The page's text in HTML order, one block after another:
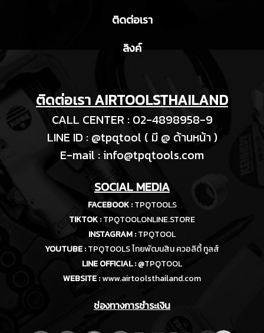
ติดต่อเรา
ลิงค์
ติดต่อเรา AIRTOOLSTHAILAND
CALL CENTER : 02-4898958-9
LINE ID : @tpqtool ( มี @ ด้านหน้า )
E-mail :info@tpqtools.com
SOCIAL MEDIA
FACEBOOK : TPQTOOLS
TIKTOK :TPQTOOLONLINE.STORE
INSTAGRAM :TPQTOOL
YOUTUBE :TPQTOOLS ไทยพัฒนสิน ควอลิตี้ ทูลส์
LINE OFFICIAL :@TPQTOOL
WEBSITE :www.airtoolsthailand.com
ช่องทางการชำระเงิน